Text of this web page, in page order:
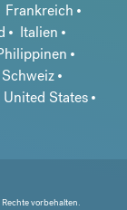
Frankreich
Italien
Schweiz
United States
vorbehalten.